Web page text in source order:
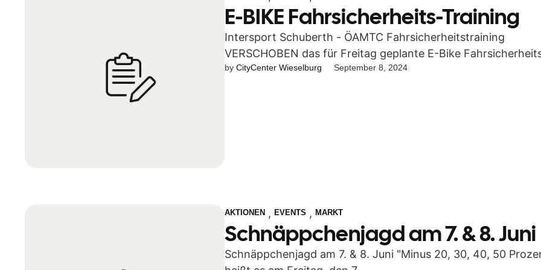
E-BIKE Fahrsicherheits-Training
Intersport Schuberth - ÖAMTC Fahrsicherheitstraining
VERSCHOBEN das für Freitag geplante E-Bike
Training von Intersport Schuberth in Kooperation mit …
by CityCenter Wieselburg September 8, 2024
AKTIONEN , EVENTS , MARKT
Schnäppchenjagd am 7. & 8. Juni
Schnäppchenjagd am 7. & 8. Juni "Minus 20, 30, 40, 50